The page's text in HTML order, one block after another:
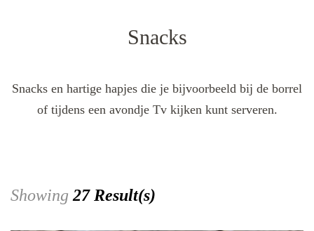
Snacks
Snacks en hartige hapjes die je bijvoorbeeld bij de borrel
of tijdens een avondje Tv kijken kunt serveren.
Showing27 Result(s)